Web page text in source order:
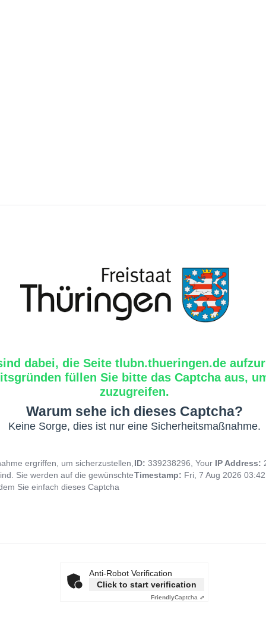
dabei, die Seite tlubn.thueringen.de
füllen Sie bitte das Captcha aus,
zuzugreifen.
Warum sehe ich dieses Captcha?
Keine Sorge, dies ist nur eine Sicherheitsmaßnahme.
ergriffen, um sicherzustellen,
Sie werden auf die gewünschte
Sie einfach dieses Captcha
ID: 339238296, Your IP Address:
Timestamp: Fri, 7 Aug 2026
Anti-Robot Verification
Click to start verification
FriendlyCaptcha ⇗